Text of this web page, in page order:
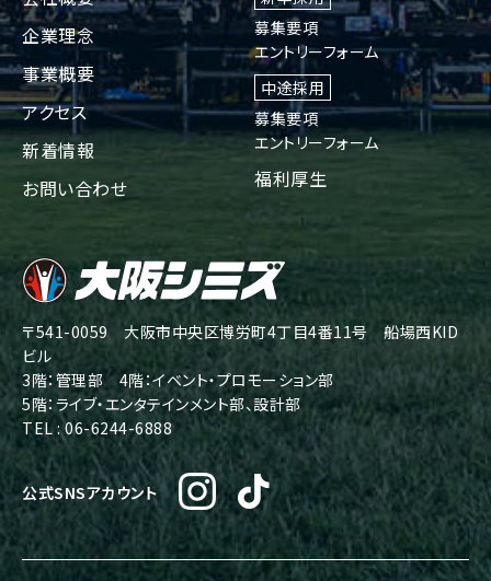
企業理念
事業概要
アクセス
新着情報
お問い合わせ
募集要項
エントリーフォーム
中途採用
募集要項
エントリーフォーム
福利厚生
〒541-0059 大阪市中央区博労町4丁目4番11号 船場西KID
ビル
3階：管理部 4階：イベント・プロモーション部
5階：ライブ・エンタテインメント部、設計部
TEL : 06-6244-6888
公式SNSアカウント